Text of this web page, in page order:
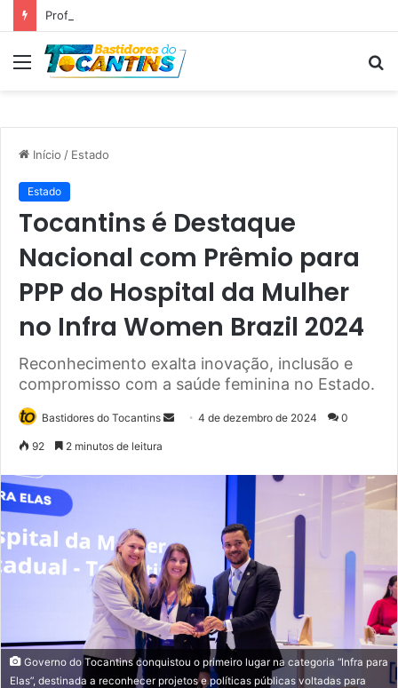
Menu
Início / Estado
Estado
Tocantins é Destaque
Nacional com Prêmio para
PPP do Hospital da Mulher
no Infra Women Brazil 2024
Reconhecimento exalta inovação, inclusão e
compromisso com a saúde feminina no Estado.
Bastidores do Tocantins
m
e
-
m
a
i
l
4 de dezembro de 2024 0
92 2 minutos de leitura
Governo do Tocantins conquistou o primeiro lugar na categoria “Infra para
Elas”, destinada a reconhecer projetos e políticas públicas voltadas para